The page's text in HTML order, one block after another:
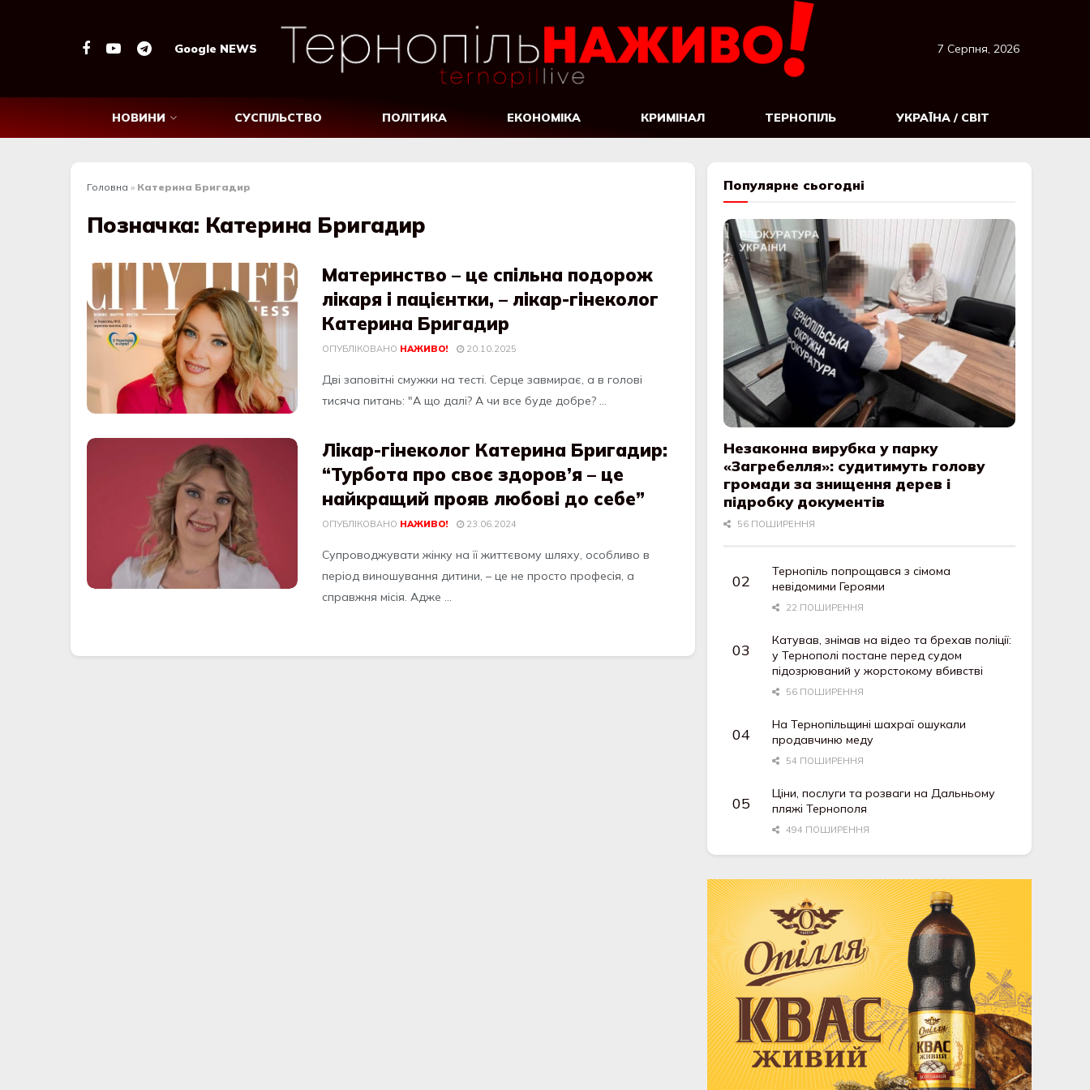
Google NEWS 7 Серпня, 2026
НОВИНИ СУСПІЛЬСТВО ПОЛІТИКА ЕКОНОМІКА КРИМІНАЛ ТЕРНОПІЛЬ УКРАЇНА / СВІТ
Головна » Катерина Бригадир
Позначка: Катерина Бригадир
Материнство – це спільна подорож
лікаря і пацієнтки, – лікар-гінеколог
Катерина Бригадир
ОПУБЛІКОВАНО НАЖИВО! 20.10.2025
Дві заповітні смужки на тесті. Серце завмирає, а в голові
тисяча питань: "А що далі? А чи все буде добре? ...
Лікар-гінеколог Катерина Бригадир:
“Турбота про своє здоров’я – це
найкращий прояв любові до себе”
ОПУБЛІКОВАНО НАЖИВО! 23.06.2024
Супроводжувати жінку на її життєвому шляху, особливо в
період виношування дитини, – це не просто професія, а
справжня місія. Адже ...
Популярне сьогодні
Незаконна вирубка у парку
«Загребелля»: судитимуть голову
громади за знищення дерев і
підробку документів
56 ПОШИРЕННЯ
Тернопіль попрощався з сімома
невідомими Героями
22 ПОШИРЕННЯ
Катував, знімав на відео та брехав поліції:
у Тернополі постане перед судом
підозрюваний у жорстокому вбивстві
56 ПОШИРЕННЯ
На Тернопільщині шахраї ошукали
продавчиню меду
54 ПОШИРЕННЯ
Ціни, послуги та розваги на Дальньому
пляжі Тернополя
494 ПОШИРЕННЯ